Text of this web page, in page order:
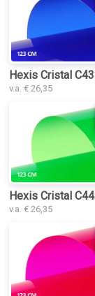
Hexis Cristal
v.a. € 26,35
Hexis Cristal
v.a. € 26,35